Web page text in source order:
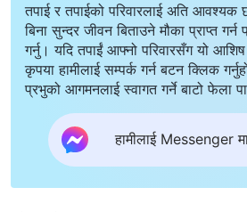
तपाई र तपाईको परिवारलाई अति आवश्यक
बिना सुन्दर जीवन बिताउने मौका प्राप्त
गर्नु। यदि तपाईं आफ्नो परिवारसँग यो
कृपया हामीलाई सम्पर्क गर्न बटन क्लिक
प्रभुको आगमनलाई स्वागत गर्ने बाटो फेला
हामीलाई Messenger